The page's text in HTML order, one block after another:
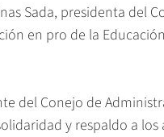
Sada, presidenta del
en pro de la
del Conejo de
y respaldo a los